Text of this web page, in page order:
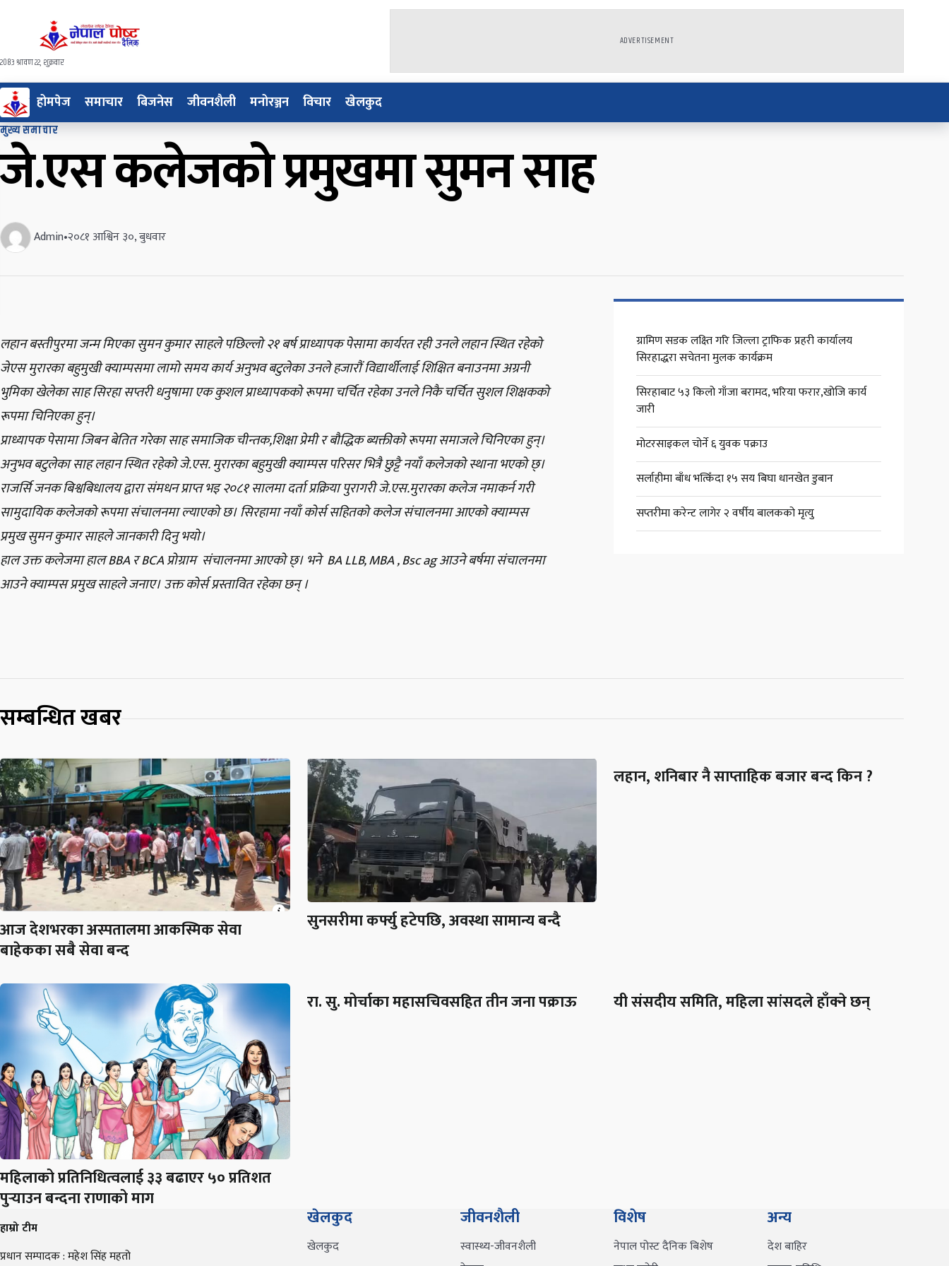
२०८३ श्रावण २२, शुक्रवार
ADVERTISEMENT
होमपेज समाचार बिजनेस जीवनशैली मनोरञ्जन विचार खेलकुद
मुख्य समाचार
जे.एस कलेजको प्रमुखमा सुमन साह
Admin•२०८१ आश्विन ३०, बुधवार
लहान बस्तीपुरमा जन्म मिएका सुमन कुमार साहले पछिल्लो २१ बर्ष प्राध्यापक पेसामा कार्यरत रही उनले लहान स्थित रहेको
जेएस मुरारका बहुमुखी क्याम्पसमा लामो समय कार्य अनुभव बटुलेका उनले हजारौं विद्यार्थीलाई शिक्षित बनाउनमा अग्रनी
भुमिका खेलेका साह सिरहा सप्तरी धनुषामा एक कुशल प्राध्यापकको रूपमा चर्चित रहेका उनले निकै चर्चित सुशल शिक्षकको
रूपमा चिनिएका हुन्।
प्राध्यापक पेसामा जिबन बेतित गरेका साह समाजिक चीन्तक,शिक्षा प्रेमी र बौद्धिक ब्यक्तीको रूपमा समाजले चिनिएका हुन्।
अनुभव बटुलेका साह लहान स्थित रहेकोजे.एस. मुरारका बहुमुखी क्याम्पस परिसर भित्रै छुट्टै नयाँ कलेजको स्थाना भएको छ्।
राजर्सि जनक बिश्वबिधालय द्वारा संमधन प्राप्त भइ२०८१सालमा दर्ता प्रक्रिया पुरागरीजे.एस.मुरारकाकलेज नमाकर्न गरी
सामुदायिक कलेजको रूपमा संचालनमा ल्याएको छ। सिरहामा नयाँ कोर्स सहितको कलेज संचालनमा आएको क्याम्पस
प्रमुख सुमन कुमार साहले जानकारी दिनु भयो।
हाल उक्त कलेजमा हाल BBA र BCA प्रोग्राम संचालनमा आएको छ्। भने BA LLB, MBA , Bsc ag आउने बर्षमा संचालनमा
आउने क्याम्पस प्रमुख साहले जनाए। उक्त कोर्स प्रस्तावित रहेका छन् ।
ग्रामिण सडक लक्ष्ति गरि जिल्ला ट्राफिक प्रहरी कार्यालय
सिरहाद्धरा सचेतना मुलक कार्यक्रम
सिरहाबाट ५३ किलो गाँजा बरामद, भरिया फरार,खोजि कार्य
जारी
मोटरसाइकल चोर्ने ६ युवक पक्राउ
सर्लाहीमा बाँध भत्किँदा १५ सय बिघा धानखेत डुबान
सप्तरीमा करेन्ट लागेर २ वर्षीय बालकको मृत्यु
सम्बन्धित खबर
आज देशभरका अस्पतालमा आकस्मिक सेवा
बाहेकका सबै सेवा बन्द
सुनसरीमा कर्फ्यु हटेपछि, अवस्था सामान्य बन्दै
लहान, शनिबार नै साप्ताहिक बजार बन्द किन ?
महिलाको प्रतिनिधित्वलाई ३३ बढाएर ५० प्रतिशत
पुर्‍याउन बन्दना राणाको माग
रा. सु. मोर्चाका महासचिवसहित तीन जना पक्राऊ यी संसदीय समिति, महिला सांसदले हाँक्ने छन्
हाम्रो टीम
प्रधान सम्पादक : महेश सिंह महतो
खेलकुद
खेलकुद
जीवनशैली
स्वास्थ्य-जीवनशैली
विशेष
नेपाल पोस्ट दैनिक बिशेष
अन्य
देश बाहिर